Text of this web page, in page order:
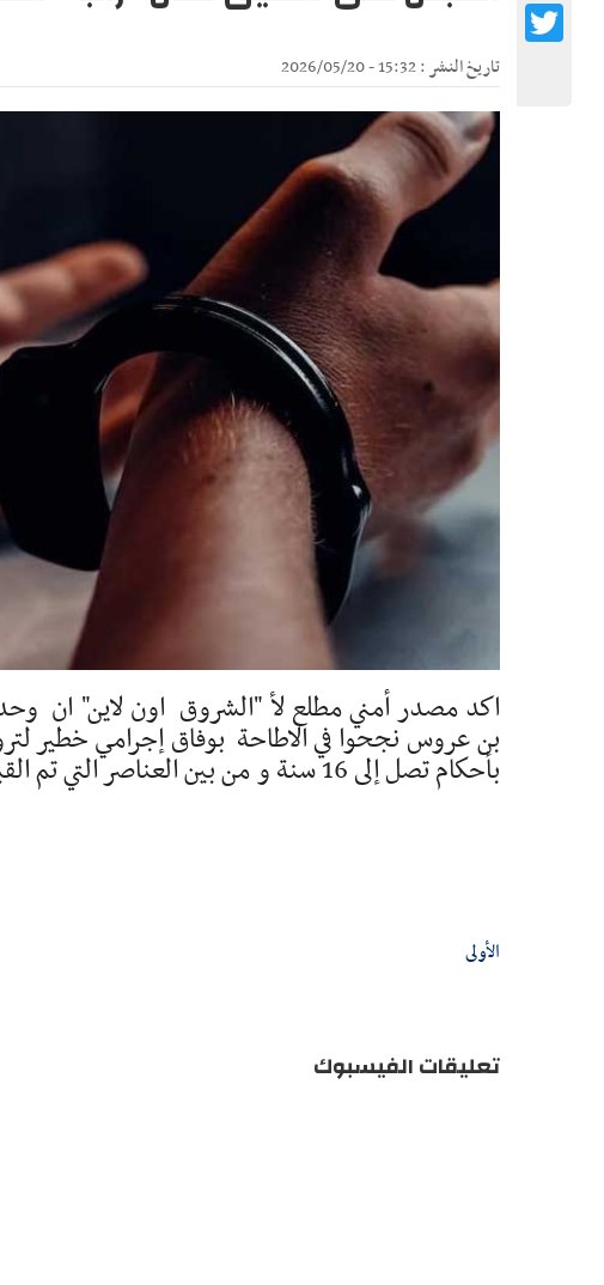
تاريخ النشر : 15:32 - 2026/05/20
اكد مصدر أمني مطلع لأ "الشروق اون لاين" ان
بأحكام تصل إلى 16 سنة و من بين العناصر التي تم القبض عليها شقيق مغني راب شهير .
الأولى
Twitter
تعليقات الفيسبوك